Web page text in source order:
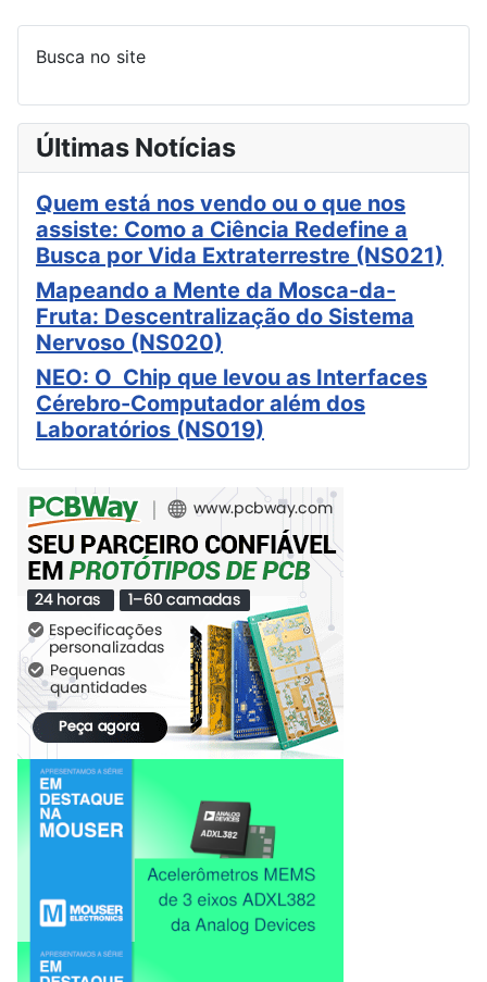
Busca no site
Últimas Notícias
Quem está nos vendo ou o que nos
assiste: Como a Ciência Redefine a
Busca por Vida Extraterrestre (NS021)
Mapeando a Mente da Mosca-da-
Fruta: Descentralização do Sistema
Nervoso (NS020)
NEO: O Chip que levou as Interfaces
Cérebro-Computador além dos
Laboratórios (NS019)